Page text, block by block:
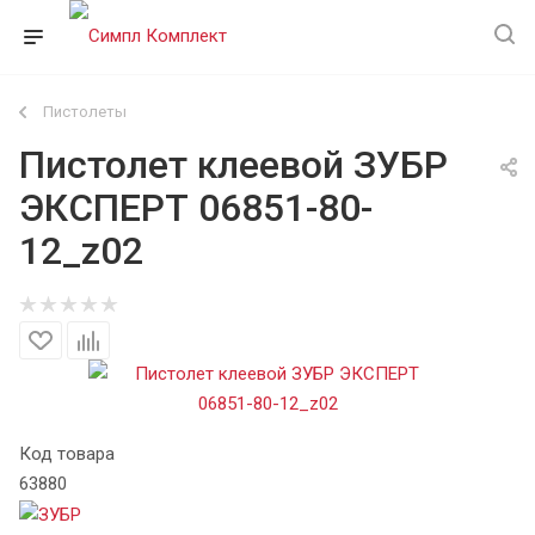
Пистолеты
Пистолет клеевой ЗУБР
ЭКСПЕРТ 06851-80-
12_z02
Код товара
63880